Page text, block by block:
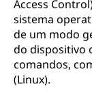
Access
sistema
de um modo
do dispositivo
comandos,
(Linux).